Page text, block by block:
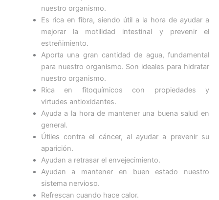
nuestro organismo.
Es rica en fibra, siendo útil a la hora de ayudar a
mejorar la motilidad intestinal y prevenir el
estreñimiento.
Aporta una gran cantidad de agua, fundamental
para nuestro organismo. Son ideales para hidratar
nuestro organismo.
Rica en fitoquímicos con propiedades y
virtudes antioxidantes.
Ayuda a la hora de mantener una buena salud en
general.
Útiles contra el cáncer, al ayudar a prevenir su
aparición.
Ayudan a retrasar el envejecimiento.
Ayudan a mantener en buen estado nuestro
sistema nervioso.
Refrescan cuando hace calor.